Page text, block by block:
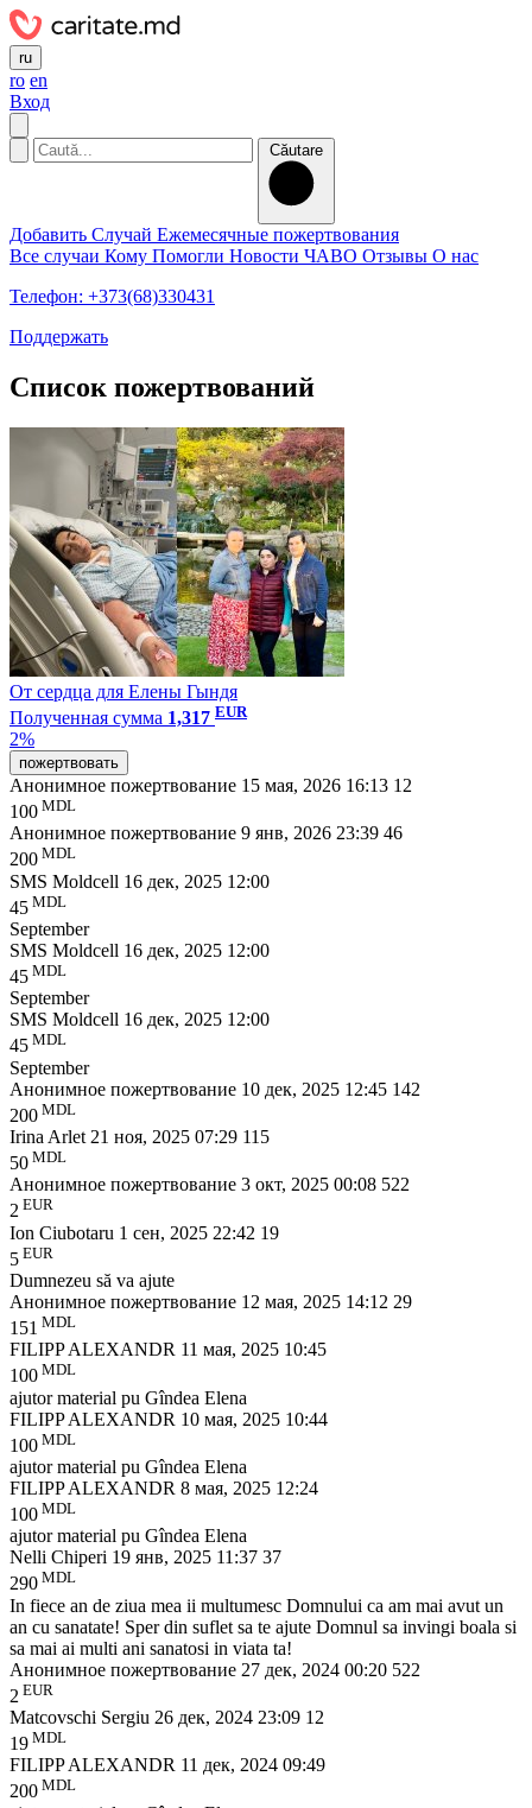
ru
ro en
Вход
Căutare
Добавить Случай Ежемесячные пожертвования
Все случаи Кому Помогли Новости ЧАВО Отзывы О нас
Телефон: +373(68)330431
Поддержать
Список пожертвований
От сердца для Елены Гындя
Полученная сумма 1,317 EUR
2%
пожертвовать
Анонимное пожертвование 15 мая, 2026 16:13 12
100 MDL
Анонимное пожертвование 9 янв, 2026 23:39 46
200 MDL
SMS Moldcell 16 дек, 2025 12:00
45 MDL
September
SMS Moldcell 16 дек, 2025 12:00
45 MDL
September
SMS Moldcell 16 дек, 2025 12:00
45 MDL
September
Анонимное пожертвование 10 дек, 2025 12:45 142
200 MDL
Irina Arlet 21 ноя, 2025 07:29 115
50 MDL
Анонимное пожертвование 3 окт, 2025 00:08 522
2 EUR
Ion Ciubotaru 1 сен, 2025 22:42 19
5 EUR
Dumnezeu să va ajute
Анонимное пожертвование 12 мая, 2025 14:12 29
151 MDL
FILIPP ALEXANDR 11 мая, 2025 10:45
100 MDL
ajutor material pu Gîndea Elena
FILIPP ALEXANDR 10 мая, 2025 10:44
100 MDL
ajutor material pu Gîndea Elena
FILIPP ALEXANDR 8 мая, 2025 12:24
100 MDL
ajutor material pu Gîndea Elena
Nelli Chiperi 19 янв, 2025 11:37 37
290 MDL
In fiece an de ziua mea ii multumesc Domnului ca am mai avut un
an cu sanatate! Sper din suflet sa te ajute Domnul sa invingi boala si
sa mai ai multi ani sanatosi in viata ta!
Анонимное пожертвование 27 дек, 2024 00:20 522
2 EUR
Matcovschi Sergiu 26 дек, 2024 23:09 12
19 MDL
FILIPP ALEXANDR 11 дек, 2024 09:49
200 MDL